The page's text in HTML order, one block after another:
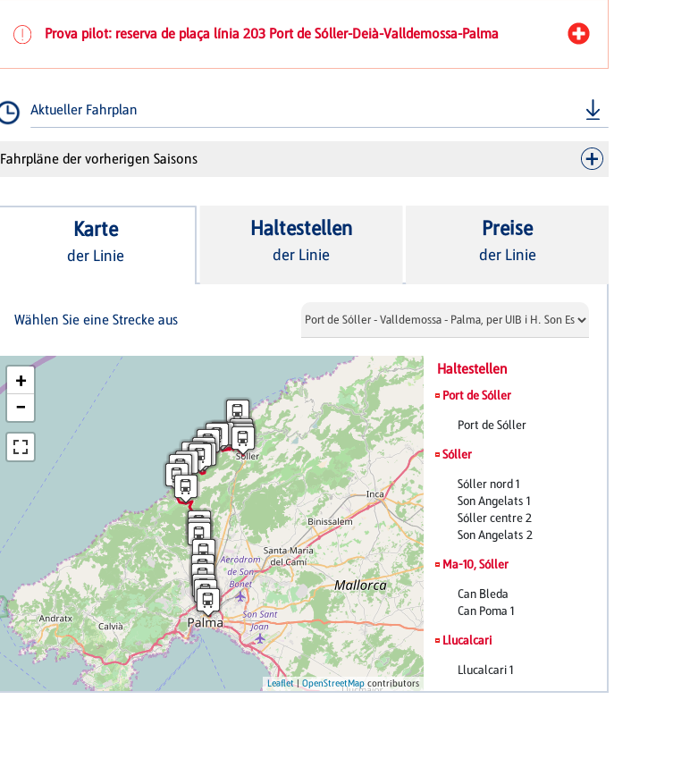
Prova pilot: reserva de plaça línia 203 Port de Sóller-Deià-Valldemossa-Palma
Aktueller Fahrplan
Fahrpläne der vorherigen Saisons
Karte
der Linie
Haltestellen
der Linie
Preise
der Linie